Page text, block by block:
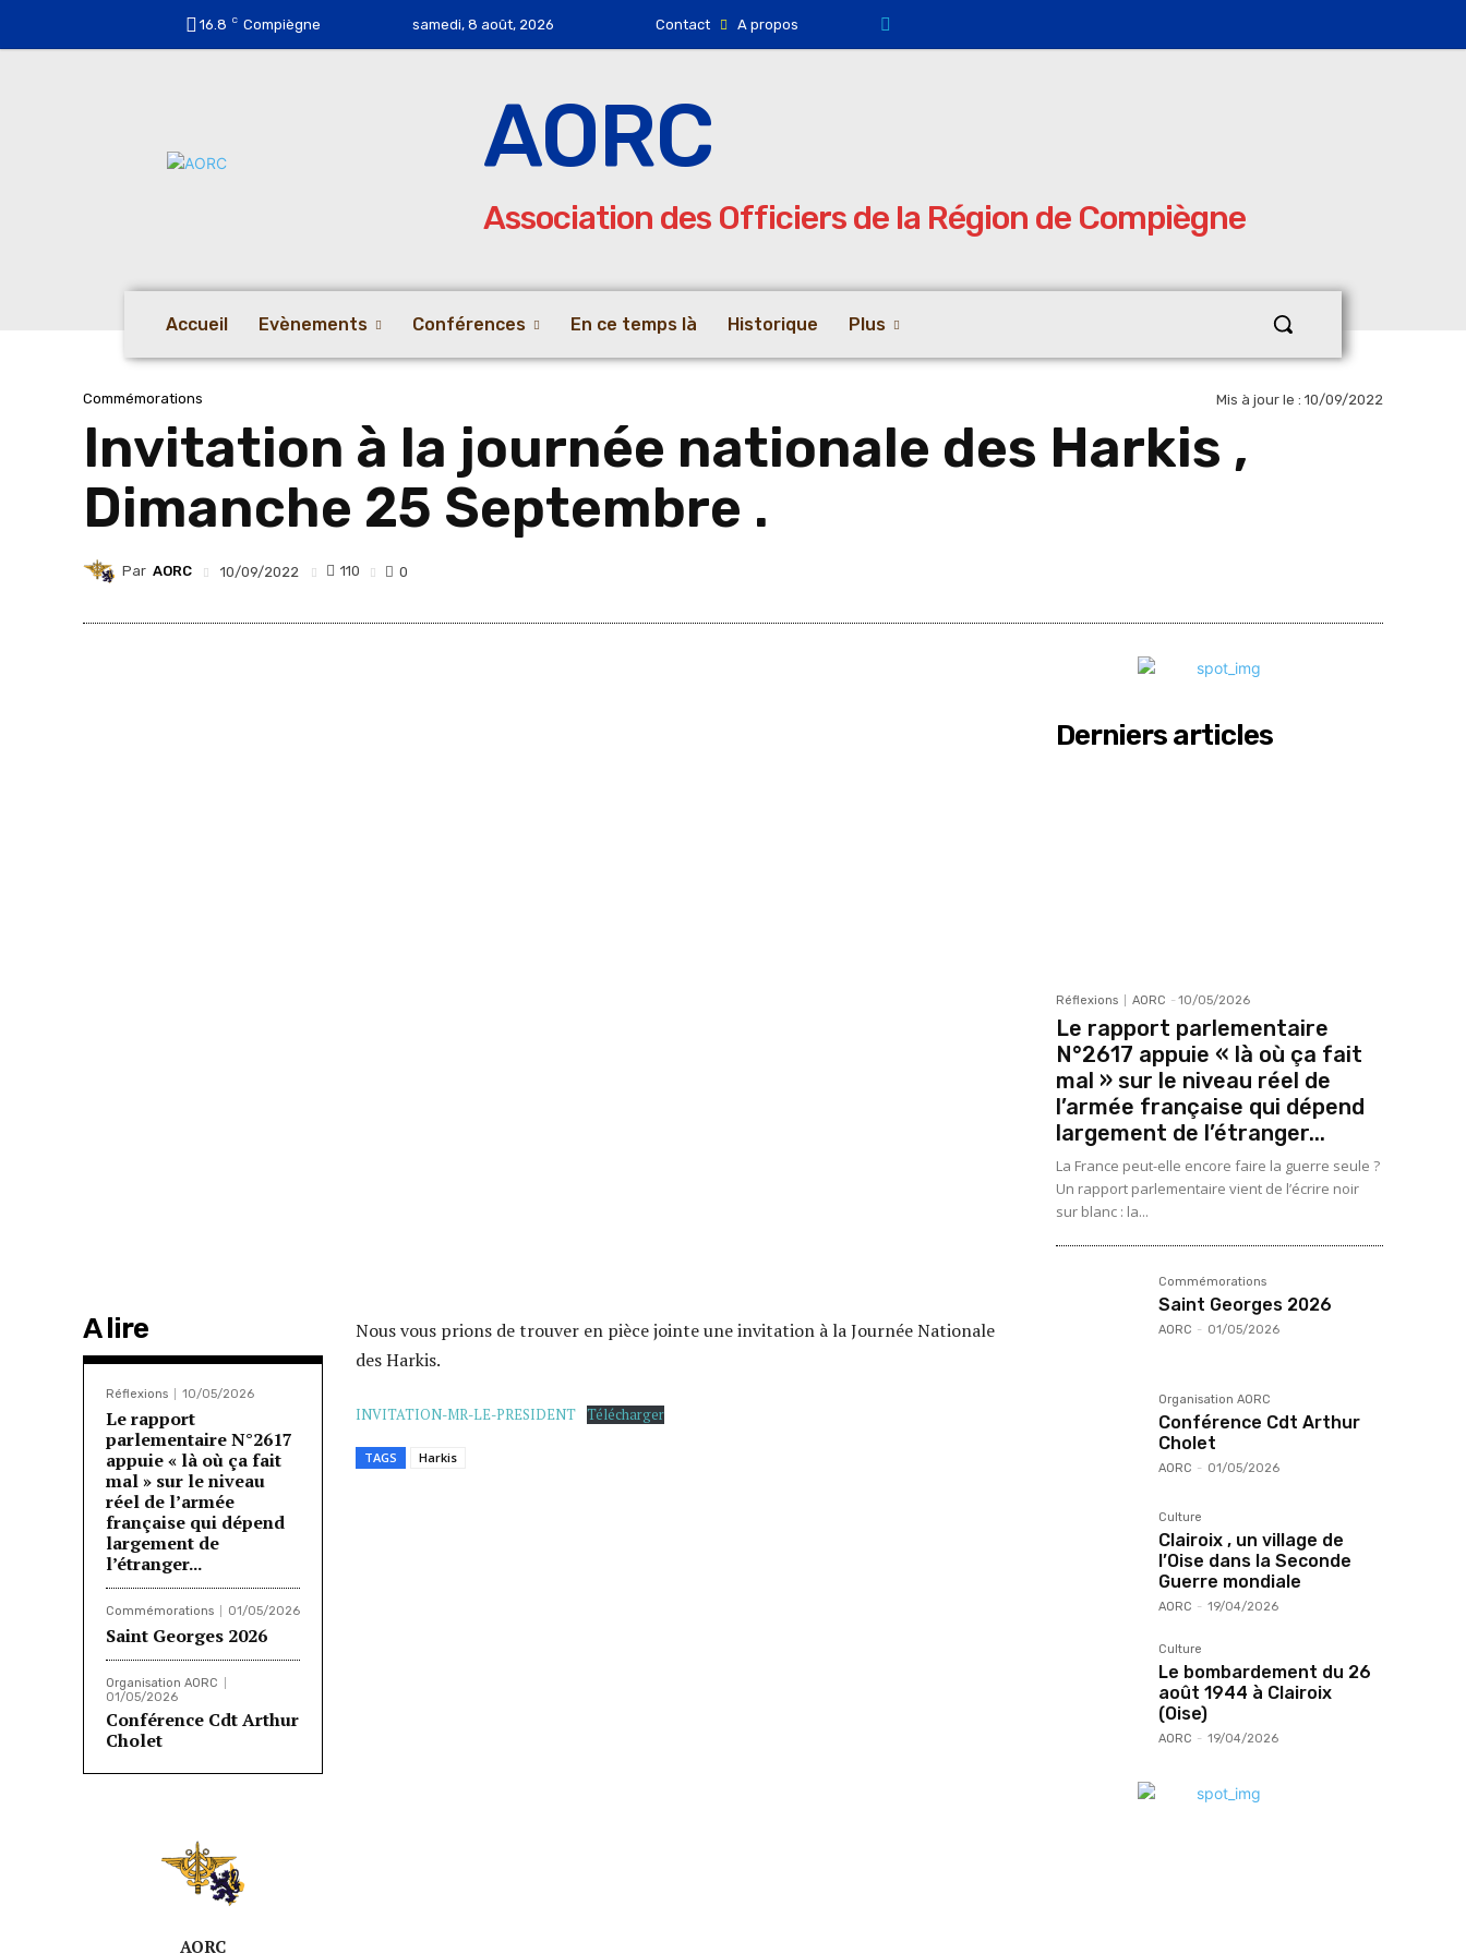
16.8 C Compiègne samedi, 8 août, 2026 Contact A propos
AORC
Association des Officiers de la Région de Compiègne
Accueil Evènements Conférences En ce temps là Historique Plus
Commémorations Mis à jour le : 10/09/2022
Invitation à la journée nationale des Harkis ,
Dimanche 25 Septembre .
Par AORC 10/09/2022 110 0
A lire
Réflexions 10/05/2026
Le rapport
parlementaire N°2617
appuie « là où ça fait
mal » sur le niveau
réel de l’armée
française qui dépend
largement de
l’étranger...
Commémorations 01/05/2026
Saint Georges 2026
Organisation AORC
01/05/2026
Conférence Cdt Arthur
Cholet
AORC
Nous vous prions de trouver en pièce jointe une invitation à la Journée Nationale
des Harkis.
INVITATION-MR-LE-PRESIDENT Télécharger
TAGS Harkis
Derniers articles
Réflexions AORC - 10/05/2026
Le rapport parlementaire
N°2617 appuie « là où ça fait
mal » sur le niveau réel de
l’armée française qui dépend
largement de l’étranger...
La France peut-elle encore faire la guerre seule ?
Un rapport parlementaire vient de l’écrire noir
sur blanc : la...
Commémorations
Saint Georges 2026
AORC - 01/05/2026
Organisation AORC
Conférence Cdt Arthur
Cholet
AORC - 01/05/2026
Culture
Clairoix , un village de
l’Oise dans la Seconde
Guerre mondiale
AORC - 19/04/2026
Culture
Le bombardement du 26
août 1944 à Clairoix
(Oise)
AORC - 19/04/2026